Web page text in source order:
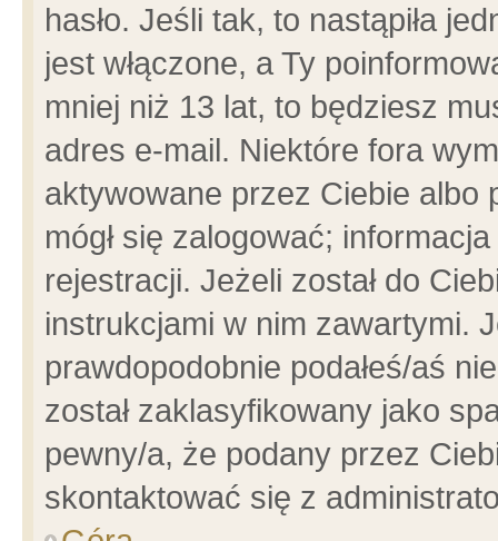
hasło. Jeśli tak, to nastąpiła
jest włączone, a Ty
mniej niż 13 lat, to będziesz
adres e-mail. Niektóre fora
aktywowane przez Ciebie albo
mógł się zalogować;
rejestracji. Jeżeli został do
instrukcjami w nim zawartymi.
prawdopodobnie podałeś/aś
został zaklasyfikowany jako
pewny/a, że podany przez
skontaktować się z